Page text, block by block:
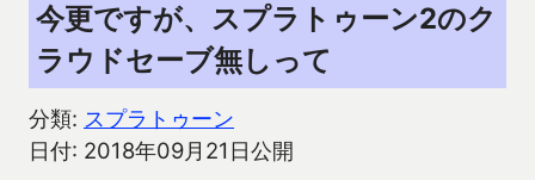
今更ですが、スプラトゥーン2のク
ラウドセーブ無しって
分類: スプラトゥーン
日付: 2018年09月21日公開